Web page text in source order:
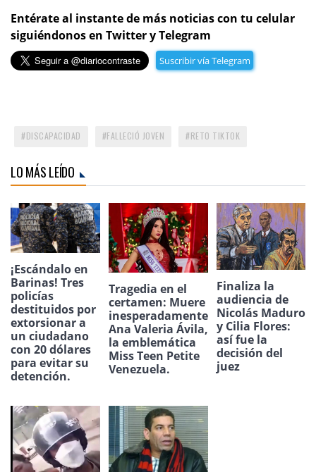
Entérate al instante de más noticias con tu celular
siguiéndonos en Twitter y Telegram
Suscribir vía Telegram
DISCAPACIDAD FALLECIÓ JOVEN RETO TIKTOK
LO MÁS LEÍDO
¡Escándalo en
Barinas! Tres
policías
destituidos por
extorsionar a
un ciudadano
con 20 dólares
para evitar su
detención.
Tragedia en el
certamen: Muere
inesperadamente
Ana Valeria Ávila,
la emblemática
Miss Teen Petite
Venezuela.
Finaliza la
audiencia de
Nicolás Maduro
y Cilia Flores:
así fue la
decisión del
juez